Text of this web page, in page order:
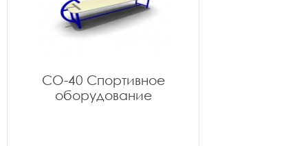
СО-40 Спортивное
оборудование